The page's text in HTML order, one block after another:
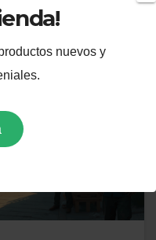
nuevos y